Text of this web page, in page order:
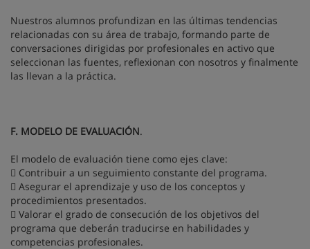
Nuestros alumnos profundizan en las últimas tendencias
relacionadas con su área de trabajo, formando parte de
conversaciones dirigidas por profesionales en activo que
seleccionan las fuentes, reflexionan con nosotros y finalmente
las llevan a la práctica.
F. MODELO DE EVALUACIÓN.
El modelo de evaluación tiene como ejes clave:
 Contribuir a un seguimiento constante del programa.
 Asegurar el aprendizaje y uso de los conceptos y
procedimientos presentados.
 Valorar el grado de consecución de los objetivos del
programa que deberán traducirse en habilidades y
competencias profesionales.